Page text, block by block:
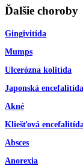
Ďalšie choroby
Gingivitída
Mumps
Ulcerózna kolitída
Japonská encefalitída
Akné
Kliešťová
Absces
Anorexia